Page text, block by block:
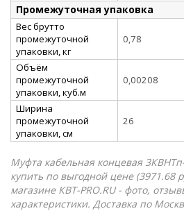
Промежуточная упаковка
Вес брутто
промежуточной
упаковки, кг
0,78
Объём
промежуточной
упаковки, куб.м
0,00208
Ширина
промежуточной
упаковки, см
26
Муфта кабельная концевая
купить по выгодной цене (3971.68
магазине КВТ-PRO.RU - фото,
характеристики. Доставка по